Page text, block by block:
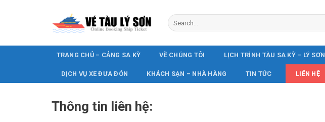
TRANG CHỦ – CẢNG SA KỲ VỀ CHÚNG TÔI LỊCH TRÌNH TÀU SA KỲ – LÝ SƠN
DỊCH VỤ XE ĐƯA ĐÓN KHÁCH SẠN – NHÀ HÀNG TIN TỨC LIÊN HỆ
Thông tin liên hệ: